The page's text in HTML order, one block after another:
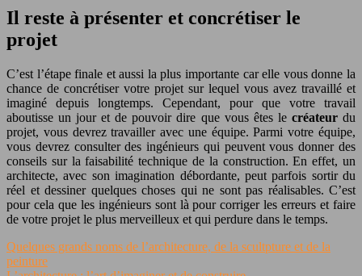
Il reste à présenter et concrétiser le
projet
C’est l’étape finale et aussi la plus importante car elle vous donne la
chance de concrétiser votre projet sur lequel vous avez travaillé et
imaginé depuis longtemps. Cependant, pour que votre travail
aboutisse un jour et de pouvoir dire que vous êtes le créateurdu
projet, vous devrez travailler avec une équipe. Parmi votre équipe,
vous devrez consulter des ingénieurs qui peuvent vous donner des
conseils sur la faisabilité technique de la construction. En effet, un
architecte, avec son imagination débordante, peut parfois sortir du
réel et dessiner quelques choses qui ne sont pas réalisables. C’est
pour cela que les ingénieurs sont là pour corriger les erreurs et faire
de votre projet le plus merveilleux et qui perdure dans le temps.
Quelques grands noms de l’architecture, de la scultpture et de la
peinture